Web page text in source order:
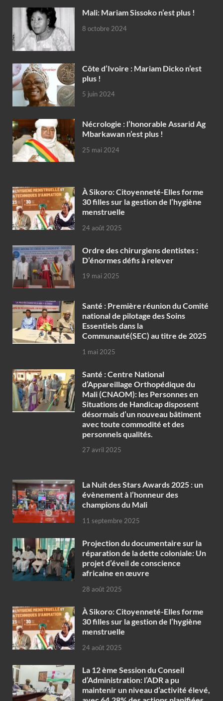
Mali: Mariam Sissoko n’est plus !
8 octobre 2024
Côte d’Ivoire : Mariam Dicko n’est
plus !
5 juin 2024
Nécrologie : l’honorable Assarid Ag
Mbarkawan n’est plus !
25 mai 2024
À Sikoro: Citoyenneté-Elles forme
30 filles sur la gestion de l’hygiène
menstruelle
24 août 2025
Ordre des chirurgiens dentistes :
D’énormes défis à relever
19 mai 2025
Santé : Première réunion du Comité
national de pilotage des Soins
Essentiels dans la
Communauté(SEC) au titre de 2025
1 mai 2025
Santé : Centre National
d’Appareillage Orthopédique du
Mali (CNAOM): les Personnes en
Situations de Handicap disposent
désormais d’un nouveau bâtiment
avec toute commodité et des
personnels qualités.
27 avril 2025
‎La Nuit des Stars Awards 2025 : un
évènement à l’honneur des
champions du Mali
11 septembre 2025
Projection du documentaire sur la
réparation de la dette coloniale: Un
projet d’éveil de conscience
africaine en œuvre‎
28 août 2025
À Sikoro: Citoyenneté-Elles forme
30 filles sur la gestion de l’hygiène
menstruelle
24 août 2025
La 12 ème Session du Conseil
d’Administration: l’ADR a pu
maintenir un niveau d’activité élevé,